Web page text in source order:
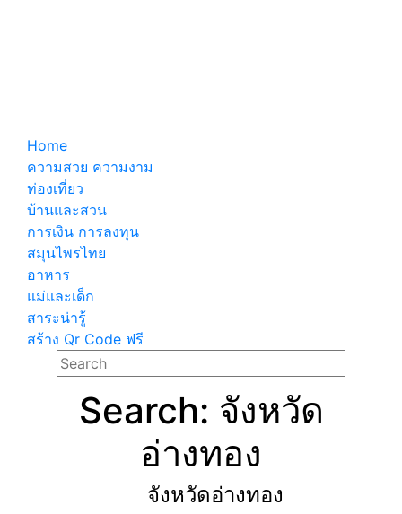
Home
ความสวย ความงาม
ท่องเที่ยว
บ้านและสวน
การเงิน การลงทุน
สมุนไพรไทย
อาหาร
แม่และเด็ก
สาระน่ารู้
สร้าง Qr Code ฟรี
Search: จังหวัด
อ่างทอง
จังหวัดอ่างทอง